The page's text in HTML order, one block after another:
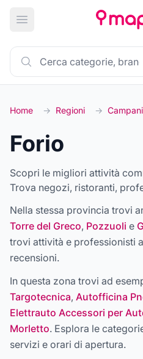
Apri menu principale
Home → Regioni →
Forio
Scopri le migliori attività
Trova negozi, ristoranti,
Nella stessa provincia trovi
Torre del Greco, Pozzuoli e
trovi attività e professionisti a
recensioni.
In questa zona trovi ad
Targotecnica, Autofficina
Elettrauto Accessori per
Morletto. Esplora le
servizi e orari di apertura.